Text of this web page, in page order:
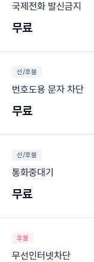
국제전화 발신금지
무료
선/후불
번호도용 문자 차단
무료
선/후불
통화중대기
무료
후불
무선인터넷차단